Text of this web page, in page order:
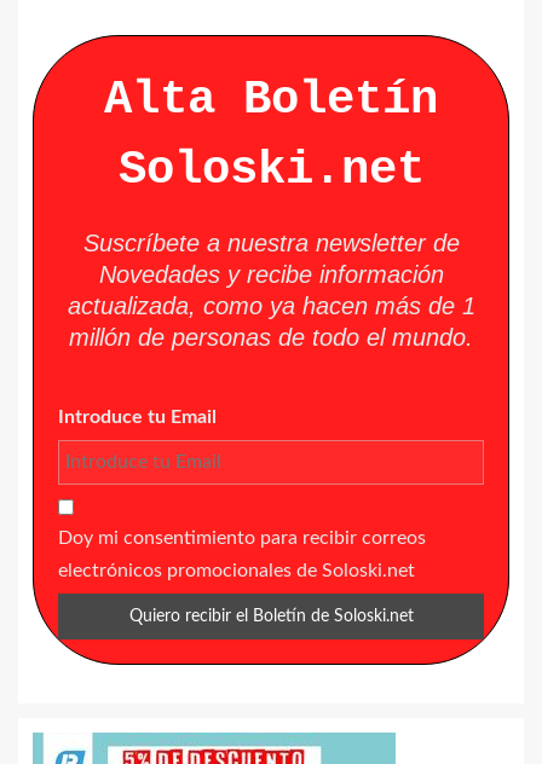
Alta Boletín
Soloski.net
Suscríbete a nuestra newsletter de
Novedades y recibe información
actualizada, como ya hacen más de 1
millón de personas de todo el mundo.
Introduce tu Email
Doy mi consentimiento para recibir correos
electrónicos promocionales de Soloski.net